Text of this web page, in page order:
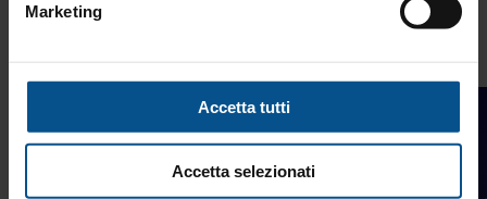
Marketing
Accetta tutti
Accetta selezionati